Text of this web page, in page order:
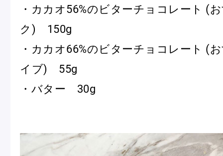
・カカオ56%のビターチョコレート (
ク) 150g
・カカオ66%のビターチョコレート (
イブ) 55g
・バター 30g